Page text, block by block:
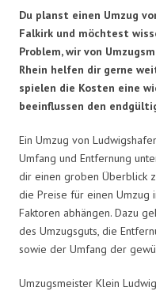
Du planst einen Umzug
Falkirk und möchtest
Problem, wir von
Rhein helfen dir gerne
spielen die Kosten eine
beeinflussen den
Ein Umzug von
Umfang und Entfernung
dir einen groben Überblick
die Preise für einen Umzug
Faktoren abhängen. Dazu
des Umzugsguts, die
sowie der Umfang der
Umzugsmeister Klein